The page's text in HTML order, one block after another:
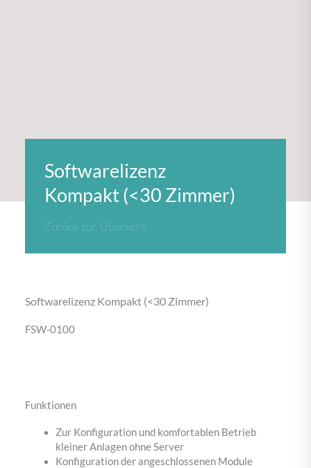
Softwarelizenz
Kompakt (<30 Zimmer)
Zurück zur Übersicht
Softwarelizenz Kompakt (<30 Zimmer)
FSW-0100
Funktionen
Zur Konfiguration und komfortablen Betrieb
kleiner Anlagen ohne Server
Konfiguration der angeschlossenen Module